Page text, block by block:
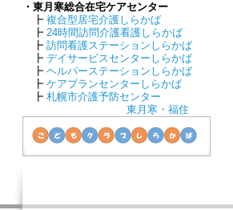
・東月寒総合在宅ケアセンター
┣ 複合型居宅介護しらかば
┣ 24時間訪問介護看護しらかば
┣ 訪問看護ステーションしらかば
┣ デイサービスセンターしらかば
┣ ヘルパーステーションしらかば
┣ ケアプランセンターしらかば
┣ 札幌市介護予防センター
東月寒・福住